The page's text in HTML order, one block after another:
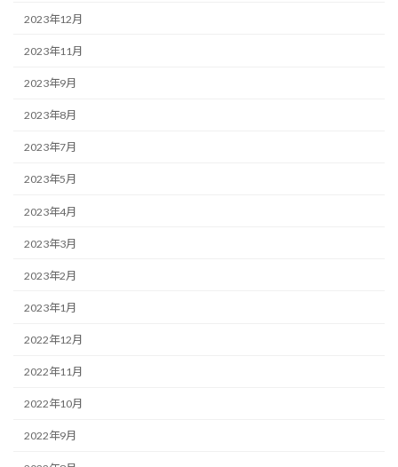
2023年12月
2023年11月
2023年9月
2023年8月
2023年7月
2023年5月
2023年4月
2023年3月
2023年2月
2023年1月
2022年12月
2022年11月
2022年10月
2022年9月